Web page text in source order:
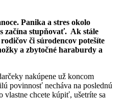
Panika a stres okolo
začína stupňovať. Ak stále
či súrodencov potešíte
a zbytočné haraburdy a
nakúpene už koncom
povinnosť necháva na poslednú
chcete kúpiť, ušetríte sa